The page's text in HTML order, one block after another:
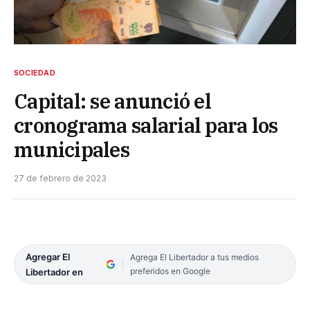
SOCIEDAD
Capital: se anunció el
cronograma salarial para los
municipales
27 de febrero de 2023
Agregar El
Libertador en
Agrega El Libertador a tus medios
preferidos en Google